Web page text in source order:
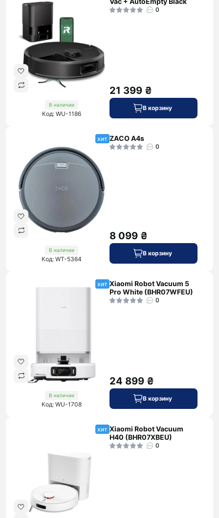
В наличии
Код: WU-1186
0
21 399 ₴
В корзину
хит
В наличии
Код: WT-5364
ZACO A4s
0
8 099 ₴
В корзину
хит
В наличии
Код: WU-1708
Xiaomi Robot Vacuum 5
Pro White (BHR07WFEU)
0
24 899 ₴
В корзину
хит Xiaomi Robot Vacuum
H40 (BHR07XBEU)
0